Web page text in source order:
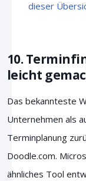
dieser
10.
leicht
Das bekannteste
Unternehmen als
Terminplanung
Doodle.com.
ähnliches Tool